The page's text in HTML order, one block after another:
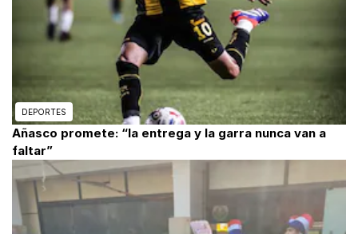
DEPORTES
Añasco promete: “la entrega y la garra nunca van a
faltar”